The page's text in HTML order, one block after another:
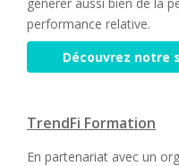
performance relative.
Découvrez notre
TrendFi Formation
En partenariat avec un